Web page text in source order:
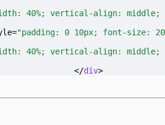
40%; vertical-align: middle;
"padding: 0 10px; font-size:
40%; vertical-align: middle;
</div>